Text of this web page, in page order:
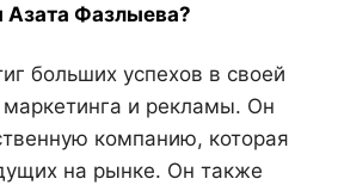
Азата Фазлыева?
больших успехов в своей
маркетинга и рекламы. Он
компанию, которая
на рынке. Он также